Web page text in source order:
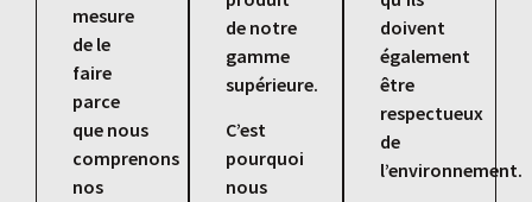
mesure
de le
faire
parce
que nous
comprenons
nos
de notre
gamme
supérieure.
C’est
pourquoi
nous
doivent
également
être
respectueux
de
l’environnement.